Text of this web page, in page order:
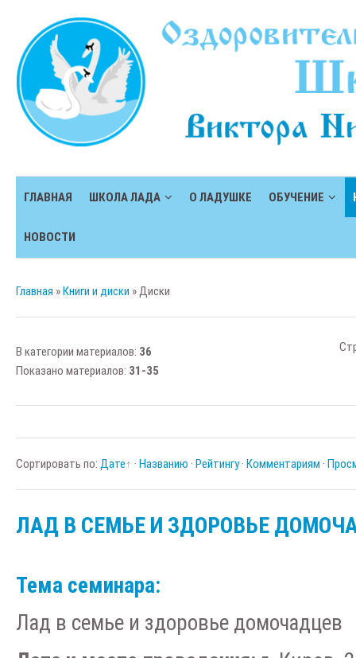
ГЛАВНАЯ ШКОЛА ЛАДА О ЛАДУШКЕ ОБУЧЕНИЕ
НОВОСТИ
Главная »Книги и диски » Диски
В категории материалов: 36
Показано материалов: 31-35
Сортировать по: Дате · Названию · Рейтингу· Комментариям ·
ЛАД В СЕМЬЕ И ЗДОРОВЬЕ
Тема семинара:
Лад в семье и здоровье домочадцев